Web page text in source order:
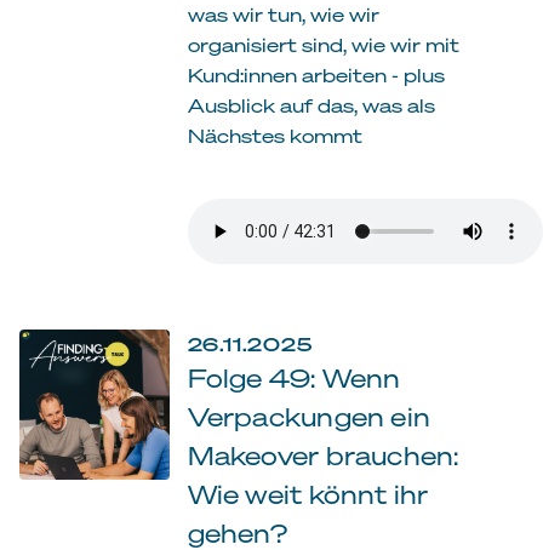
was wir tun, wie wir
organisiert sind, wie wir mit
Kund:innen arbeiten - plus
Ausblick auf das, was als
Nächstes kommt
26.11.2025
Folge 49: Wenn
Verpackungen ein
Makeover brauchen:
Wie weit könnt ihr
gehen?